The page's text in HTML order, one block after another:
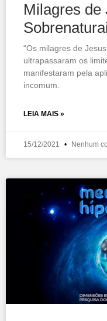
Milagres de
“Os milagres de
ultrapassaram os
manifestaram pela
incomum.
LEIA MAIS »
15/12/2021 Nenhum